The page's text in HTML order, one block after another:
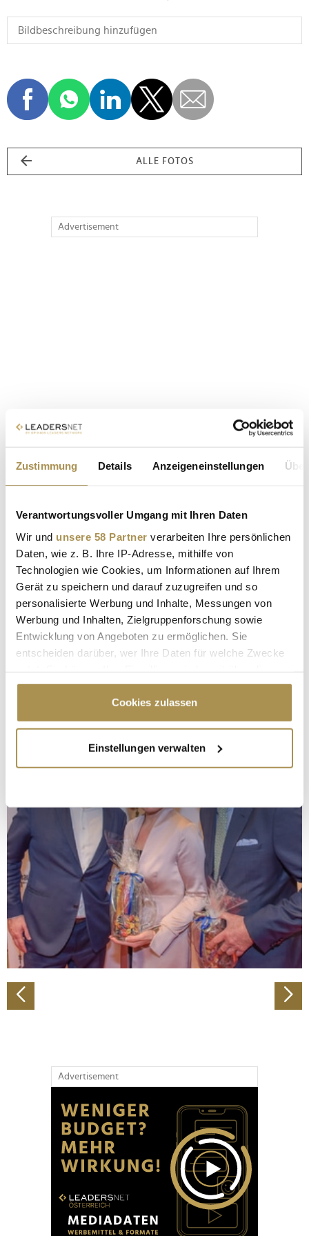
Zustimmung Details Anzeigeneinstellungen
Verantwortungsvoller Umgang mit Ihren Daten
Wir und unsere 58 Partner verarbeiten Ihre persönlichen
Daten, wie z. B. Ihre IP-Adresse, mithilfe von
Technologien wie Cookies, um Informationen auf Ihrem
Gerät zu speichern und darauf zuzugreifen und so
personalisierte Werbung und Inhalte, Messungen von
Werbung und Inhalten, Zielgruppenforschung sowie
Entwicklung von Angeboten zu ermöglichen. Sie
entscheiden darüber, wer Ihre Daten für welche Zwecke
Cookie-Erklärung oder durch Klicken auf das Privacy
Trigger Symbol ändern oder widerrufen
Informationen über Ihre geografische Lage
erfassen, welche bis auf einige Meter genau sein
bestimmten Merkmalen (Fingerprinting) identifizieren
Erfahren Sie mehr darüber, wie Ihre persönlichen Daten
verarbeitet werden, und legen Sie Ihre Präferenzen im
Abschnitt Einzelheitenfest.
Wir verwenden Cookies, um Inhalte und Anzeigen zu
personalisieren, Funktionen für soziale Medien anbieten
zu können und die Zugriffe auf unsere Website zu
analysieren. Außerdem geben wir Informationen zu Ihrer
Verwendung unserer Website an unsere Partner für
soziale Medien, Werbung und Analysen weiter. Unsere
Partner führen diese Informationen möglicherweise mit
Cookies zulassen
Einstellungen verwalten
ALLE FOTOS
Advertisement
Advertisement